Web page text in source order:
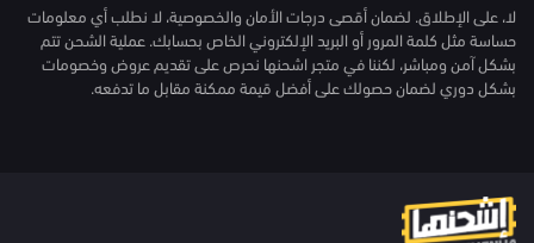
لا، على الإطلاق. لضمان أقصى درجات الأمان والخصوصية، لا نطلب أي معلومات
حساسة مثل كلمة المرور أو البريد الإلكتروني الخاص بحسابك. عملية الشحن تتم
بشكل آمن ومباشر، لكننا في متجر اشحنها نحرص على تقديم عروض وخصومات
بشكل دوري لضمان حصولك على أفضل قيمة ممكنة مقابل ما تدفعه.